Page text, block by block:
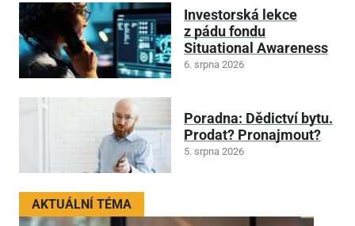
Investorská lekce
z pádu fondu
Situational Awareness
6. srpna 2026
Poradna: Dědictví bytu.
Prodat? Pronajmout?
5. srpna 2026
AKTUÁLNÍ TÉMA